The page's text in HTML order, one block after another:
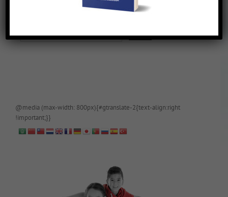
@media (max-width: 800px){#gtranslate-2{text-align:right
!important;}}